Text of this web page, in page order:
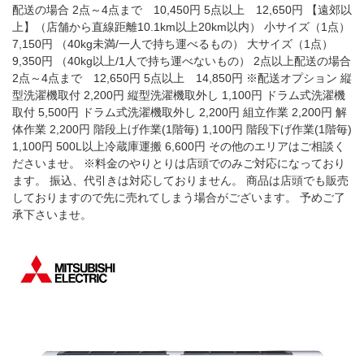
配送の場合 2点～4点まで 10,450円 5点以上 12,650円 【遠郊以
上】（店舗から直線距離10.1km以上20km以内） 小サイズ（1点）
7,150円 （40kg未満/一人で持ち運べるもの） 大サイズ（1点）
9,350円 （40kg以上/1人で持ち運べないもの） 2点以上配送の場合
2点～4点まで 12,650円 5点以上 14,850円 ※配送オプション 縦
型洗濯機取付 2,200円 縦型洗濯機取外し 1,100円 ドラム式洗濯機
取付 5,500円 ドラム式洗濯機取外し 2,200円 組立作業 2,200円 解
体作業 2,200円 階段上げ作業(1階毎) 1,100円 階段下げ作業(1階毎)
1,100円 500L以上冷蔵庫運搬 6,600円 その他のエリアはご相談く
ださいませ。 ※料金のやりとりは店頭でのみご対応になっており
ます。 振込、代引きは対応しておりません。 商品は店頭でも販売
しておりますので先に売れてしまう場合がございます。 予めご了
承下さいませ。